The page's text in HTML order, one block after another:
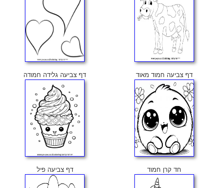
דף צביעה חמוד מאוד דף צביעה גלידה חמודה
חד קרן חמוד דף צביעה פיל